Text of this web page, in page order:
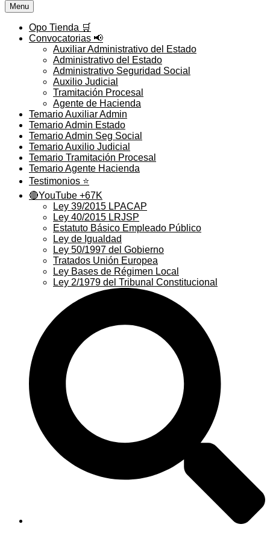
Menu
Opo Tienda 🛒
Convocatorias 📢
Auxiliar Administrativo del Estado
Administrativo del Estado
Administrativo Seguridad Social
Auxilio Judicial
Tramitación Procesal
Agente de Hacienda
Temario Auxiliar Admin
Temario Admin Estado
Temario Admin Seg Social
Temario Auxilio Judicial
Temario Tramitación Procesal
Temario Agente Hacienda
Testimonios ⭐️
🔴YouTube +67K
Ley 39/2015 LPACAP
Ley 40/2015 LRJSP
Estatuto Básico Empleado Público
Ley de Igualdad
Ley 50/1997 del Gobierno
Tratados Unión Europea
Ley Bases de Régimen Local
Ley 2/1979 del Tribunal Constitucional